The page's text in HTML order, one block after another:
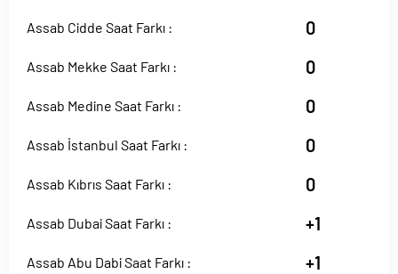
Assab Cidde Saat Farkı : 0
Assab Mekke Saat Farkı : 0
Assab Medine Saat Farkı : 0
Assab İstanbul Saat Farkı : 0
Assab Kıbrıs Saat Farkı : 0
Assab Dubai Saat Farkı : +1
Assab Abu Dabi Saat Farkı : +1